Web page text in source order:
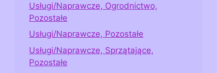
Usługi/Naprawcze, Ogrodnictwo,
Pozostałe
Usługi/Naprawcze, Pozostałe
Usługi/Naprawcze, Sprzątające,
Pozostałe